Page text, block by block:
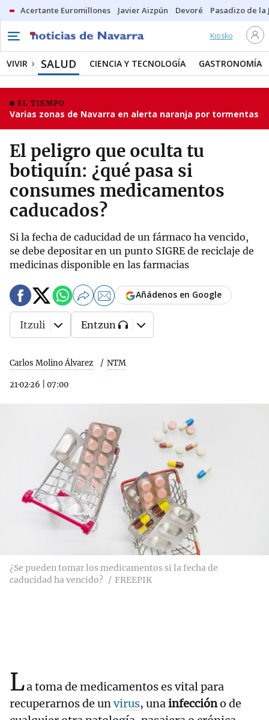
Acertante Euromillones Javier Aizpún Devoré Pasadizo de la
Kiosko
VIVIR SALUD CIENCIA Y TECNOLOGÍA GASTRONOMÍA
EL TIEMPO
Varias zonas de Navarra en alerta naranja por tormentas
El peligro que oculta tu
botiquín: ¿qué pasa si
consumes medicamentos
caducados?
Si la fecha de caducidad de un fármaco ha vencido,
se debe depositar en un punto SIGRE de reciclaje de
medicinas disponible en las farmacias
Carlos Molino Álvarez NTM
21·02·26 07:00
Añádenos en Google
Itzuli Entzun
¿Se pueden tomar los medicamentos si la fecha de
caducidad ha vencido?
FREEPIK
La toma de medicamentos es vital para
recuperarnos de unvirus, unainfeccióno de